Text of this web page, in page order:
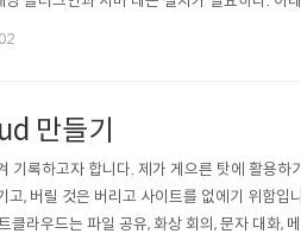
다. 아래 그림은 서버를 웹 인터페이스를 통해
만들기
기록하고자 합니다. 제가 게으른 탓에 활용하
, 버릴 것은 버리고 사이트를 없에기 위함입
라우드는 파일 공유, 화상 회의, 문자 대화,